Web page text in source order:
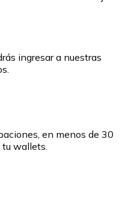
ingresar a nuestras
en menos de 30
wallets.